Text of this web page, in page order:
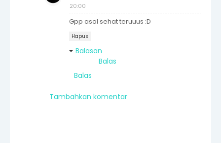
20:00
Gpp asal sehat teruuus :D
Hapus
Balasan
Balas
Balas
Tambahkan komentar